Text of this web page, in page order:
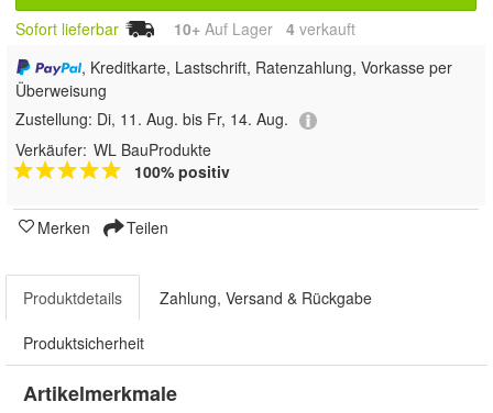
Sofort lieferbar 10+ Auf Lager 4 verkauft
, Kreditkarte, Lastschrift, Ratenzahlung, Vorkasse per
Überweisung
Zustellung: Di, 11. Aug. bis Fr, 14. Aug.
Verkäufer: WL BauProdukte
100% positiv
Merken Teilen
Produktdetails Zahlung, Versand & Rückgabe
Produktsicherheit
Artikelmerkmale